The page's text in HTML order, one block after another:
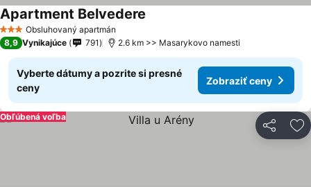
3 Počet hviezdičiek
Obsluhovaný apartmán
Apartment Belvedere
8,9 Vynikajúce 791 2.6 km >> Masarykovo namesti
Vyberte dátumy a pozrite si presné
ceny
Zobraziť ceny
Zdieľať
Obľúbená voľba